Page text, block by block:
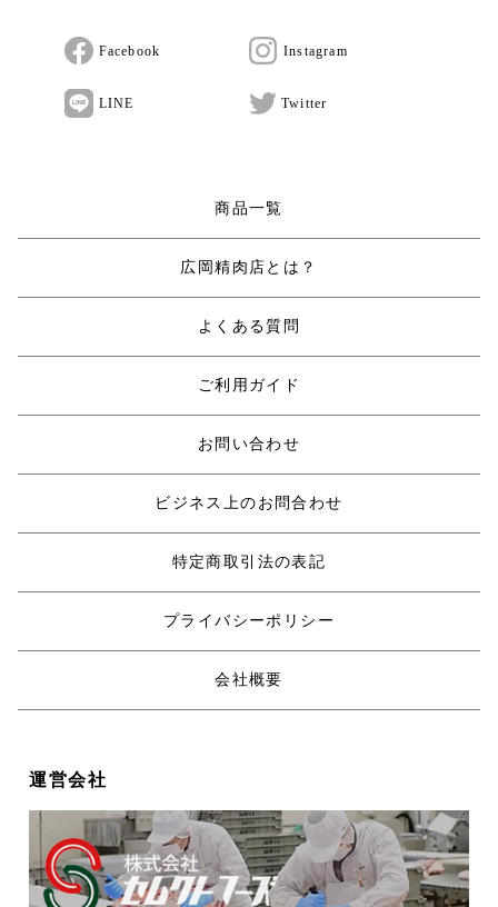
Facebook Instagram
LINE Twitter
商品一覧
広岡精肉店とは？
よくある質問
ご利用ガイド
お問い合わせ
ビジネス上のお問合わせ
特定商取引法の表記
プライバシーポリシー
会社概要
運営会社